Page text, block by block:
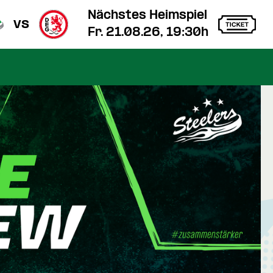
vs
Nächstes Heimspiel
Fr. 21.08.26, 19:30h